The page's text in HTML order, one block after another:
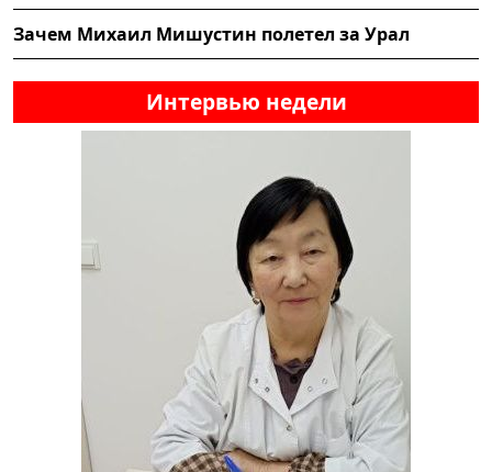
Зачем Михаил Мишустин полетел за Урал
Интервью недели